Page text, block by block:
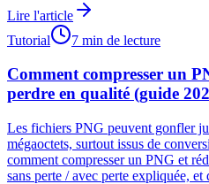
Lire l'article
Tutorial
7 min de lecture
Comment compresser un
perdre en qualité (guide
Les fichiers PNG peuvent gonfler
mégaoctets, surtout issus de
comment compresser un PNG et
sans perte / avec perte expliquée, et